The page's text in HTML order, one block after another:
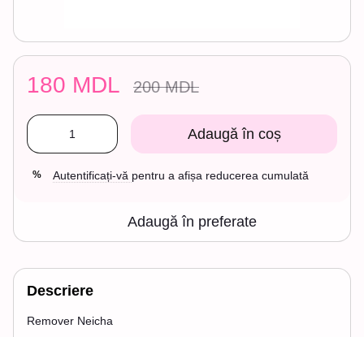
180 MDL 200 MDL
Adaugă în coș
% Autentificați-vă pentru a afișa reducerea cumulată
Adaugă în preferate
Descriere
Remover Neicha